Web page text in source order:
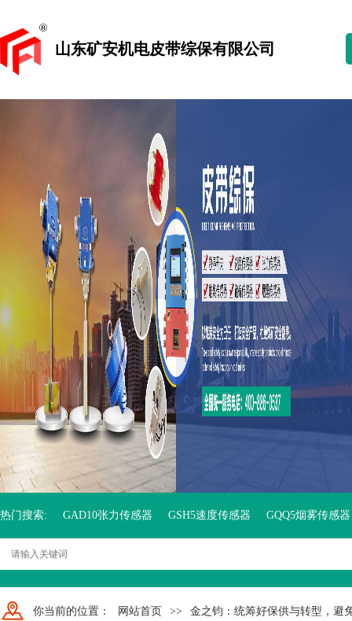
山东矿安机电皮带综保有限公司
热门搜索: GAD10张力传感器 GSH5速度传感器 GQQ5烟雾传感器
你当前的位置： 网站首页 >> 金之钧：统筹好保供与转型，避